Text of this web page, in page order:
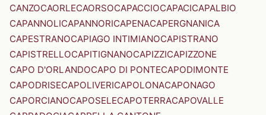
CANZOCAORLECAORSOCAPACCIOCAPACICAPALBIO
CAPANNOLICAPANNORICAPENACAPERGNANICA
CAPESTRANOCAPIAGO INTIMIANOCAPISTRANO
CAPISTRELLOCAPITIGNANOCAPIZZICAPIZZONE
CAPO D'ORLANDOCAPO DI PONTECAPODIMONTE
CAPODRISECAPOLIVERICAPOLONACAPONAGO
CAPORCIANOCAPOSELECAPOTERRACAPOVALLE